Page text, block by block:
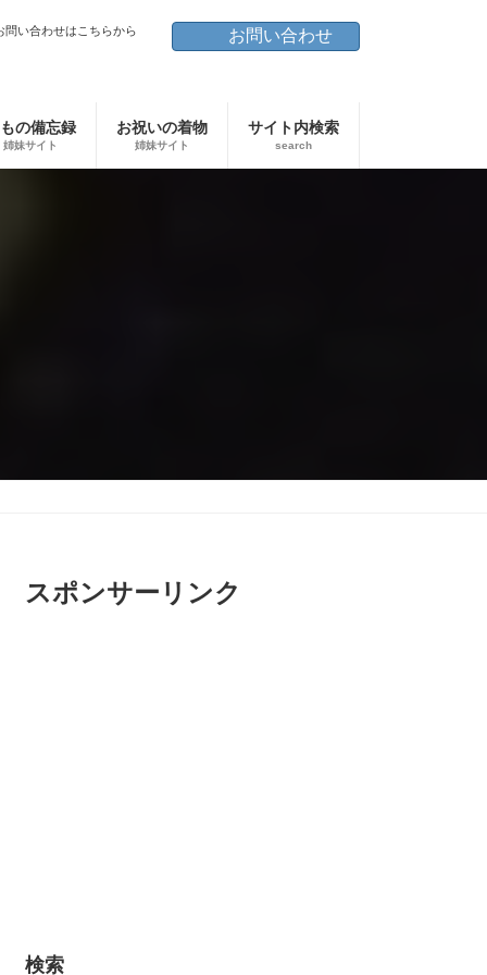
問い合わせはこちらから お問い合わせ
の備忘録
姉妹サイト
お祝いの着物
姉妹サイト
サイト内検索
search
スポンサーリンク
検索